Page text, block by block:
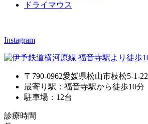
ドライマウス
Instagram
〒790-0962愛媛県松山市枝松5-1-22
最寄り駅：福音寺駅から徒歩10分
駐車場：12台
診療時間